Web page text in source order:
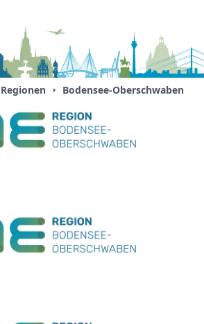
Regionen Bodensee-Oberschwaben